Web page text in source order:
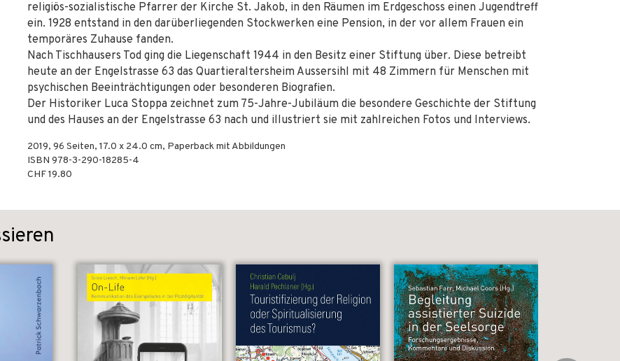
religiös-sozialistische Pfarrer der Kirche St. Jakob, in den Räumen im Erdgeschoss einen Jugendtreff
ein. 1928 entstand in den darüberliegenden Stockwerken eine Pension, in der vor allem Frauen ein
temporäres Zuhause fanden.
Nach Tischhausers Tod ging die Liegenschaft 1944 in den Besitz einer Stiftung über. Diese betreibt
heute an der Engelstrasse 63 das Quartieraltersheim Aussersihl mit 48 Zimmern für Menschen mit
psychischen Beeinträchtigungen oder besonderen Biografien.
Der Historiker Luca Stoppa zeichnet zum 75-Jahre-Jubiläum die besondere Geschichte der Stiftung
und des Hauses an der Engelstrasse 63 nach und illustriert sie mit zahlreichen Fotos und Interviews.
2019, 96 Seiten, 17.0 x 24.0 cm, Paperback mit Abbildungen
ISBN 978-3-290-18285-4
CHF 19.80